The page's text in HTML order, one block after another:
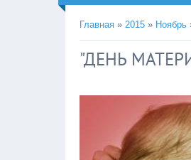
Главная » 2015 » Ноябрь
"ДЕНЬ